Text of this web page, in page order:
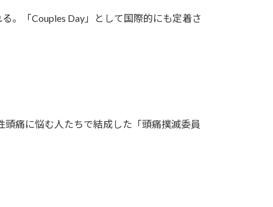
。「Couples Day」として国際的にも定着さ
痛に悩む人たちで結成した「頭痛撲滅委員